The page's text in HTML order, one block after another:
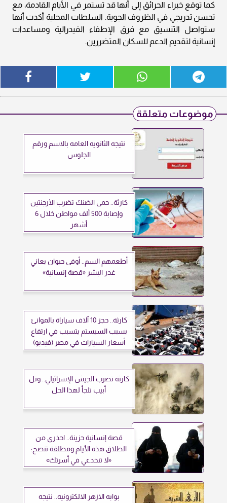
كما توقع خبراء الحرائق إلى أنها قد تستمر في الأيام القادمة، مع
تحسن تدريجي في الظروف الجوية. السلطات المحلية أكدت أنها
ستواصل التنسيق مع فرق الإطفاء الفيدرالية ومساعدات
إنسانية لتقديم الدعم للسكان المتضررين.
موضوعات متعلقة
نتيجه الثانويه العامه بالاسم ورقم
الجلوس
كارثة.. حمى الضنك تضرب الأرجنتين
وإصابة 500 ألف مواطن خلال 6
أشهر
أطعمهم السم.. أوفى حيوان يعاني
غدر البشر «قصة إنسانية»
كارثة.. حجز 10 آلاف سياراة بالموانئ
بسبب السيستم يتسبب في ارتفاع
أسعار السيارات في مصر (فيديو)
كارثة تضرب الجيش الإسرائيلي.. وتل
أبيب تلجأ لهذا الحل
قصة إنسانية حزينة.. احذري من
الطلاق هذه الأيام ومطلقة تنصح:
«لا تنخدعي في أسرتك»
بوابه الازهر الالكترونيه.. نتيجه